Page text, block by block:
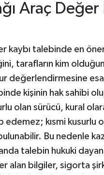
Araç Değer
kaybı talebinde en
tarafların kim
değerlendirmesine
kişinin hak sahibi
olan sürücü, kural
kısmi kusurlu
Bu nedenle
talebin hukuki
alan bilgiler, sigorta